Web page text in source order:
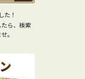
た！
ら、検索
。